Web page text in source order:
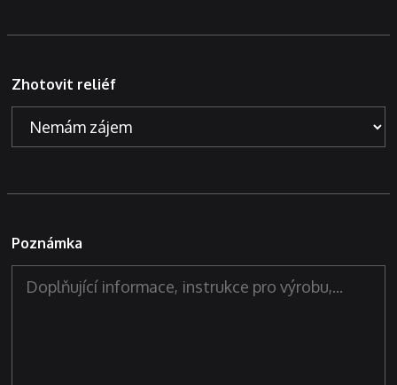
Zhotovit reliéf
Poznámka